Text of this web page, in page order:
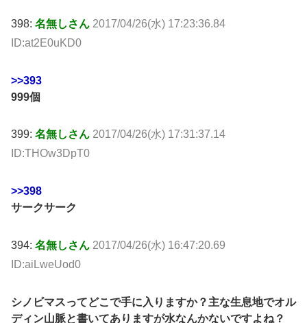
398: 名無しさん 2017/04/26(水) 17:23:36.84
ID:at2E0uKD0
>>393
999個
399: 名無しさん 2017/04/26(水) 17:31:37.14
ID:THOw3DpT0
>>398
サークサーク
394: 名無しさん 2017/04/26(水) 16:47:20.69
ID:aiLweUod0
シノビマスってどこで手に入りますか？主な生息地でオル
ディン山脈と書いてありますが水なんかないですよね？